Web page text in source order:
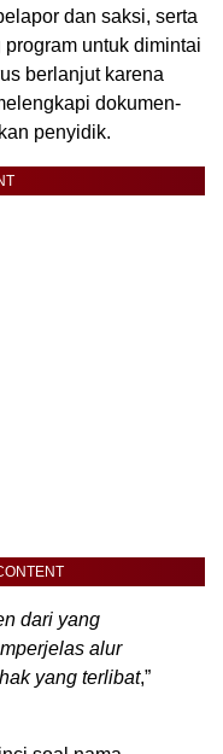
dan saksi, serta
untuk dimintai
berlanjut karena
dokumen-
penyidik.
dari yang
alur
yang terlibat,”